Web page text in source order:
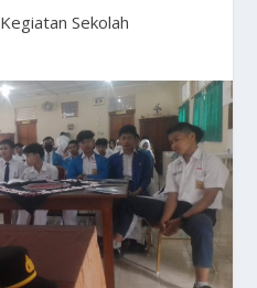
Kegiatan Sekolah